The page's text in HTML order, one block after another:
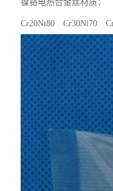
镍铬电热合金丝材质：
Cr20Ni80 Cr30Ni70